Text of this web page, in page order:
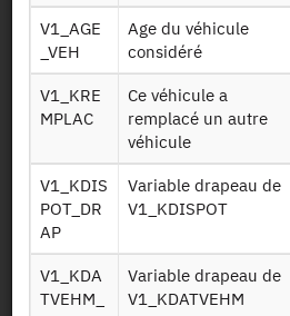
Q individu
Mobilité
(sans les lieux)
capacités de
mobilité
V1_AGE
_VEH
Age du véhicule
considéré
V1_KRE
MPLAC
Ce véhicule a
remplacé un autre
véhicule
V1_KDIS
POT_DR
AP
Variable drapeau de
V1_KDISPOT
V1_KDA
TVEHM_
Variable drapeau de
V1_KDATVEHM
Présentation statistique
Concepts et définitions statistiques
Les thèmes abordés sont les
longue distance, des ménages et
différents modes de transport